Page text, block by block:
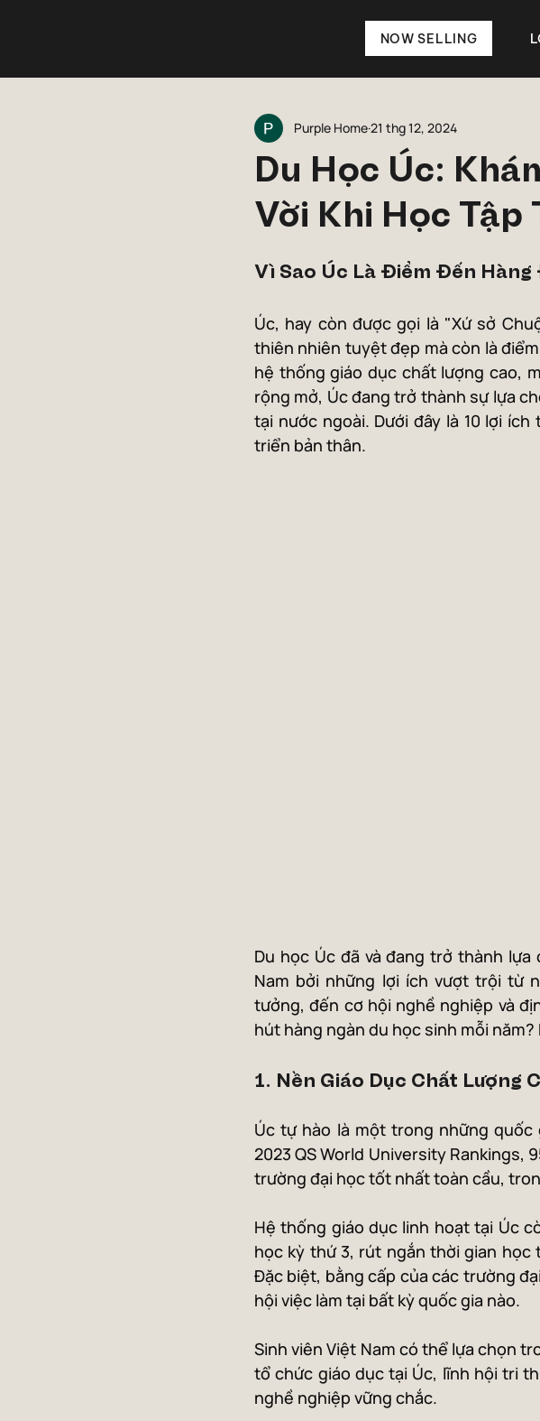
NOW SELLING
Du Học Úc:
Vời Khi Học Tập
Purple Home21 thg 12, 2024
Vì Sao Úc Là Điểm Đến Hàng
Úc, hay còn được gọi là "Xứ sở
thiên nhiên tuyệt đẹp mà còn là
hệ thống giáo dục chất lượng cao,
rộng mở, Úc đang trở thành sự lựa
tại nước ngoài. Dưới đây là 10 lợi
triển bản thân.
Du học Úc đã và đang trở thành
Nam bởi những lợi ích vượt trội từ
tưởng, đến cơ hội nghề nghiệp và
hút hàng ngàn du học sinh mỗi
1. Nền Giáo Dục Chất Lượng
Úc tự hào là một trong những
2023 QS World University Rankings,
trường đại học tốt nhất toàn cầu,
Hệ thống giáo dục linh hoạt tại Úc
học kỳ thứ 3, rút ngắn thời gian
Đặc biệt, bằng cấp của các trường
hội việc làm tại bất kỳ quốc gia nào.
Sinh viên Việt Nam có thể lựa chọn
tổ chức giáo dục tại Úc, lĩnh hội tri
nghề nghiệp vững chắc.